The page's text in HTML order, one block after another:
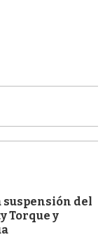
suspensión del
Torque y